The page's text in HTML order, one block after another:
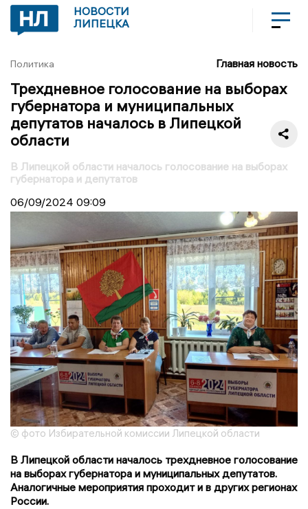
НОВОСТИ
ЛИПЕЦКА
Политика Главная новость
Трехдневное голосование на выборах
губернатора и муниципальных
депутатов началось в Липецкой
области
В Липецкой области началось голосование на выборах
губернатора и депутатов
06/09/2024 09:09
© фото Избирательной комиссии Липецкой области
В Липецкой области началось трехдневное голосование
на выборах губернатора и муниципальных депутатов.
Аналогичные мероприятия проходит и в других регионах
России.